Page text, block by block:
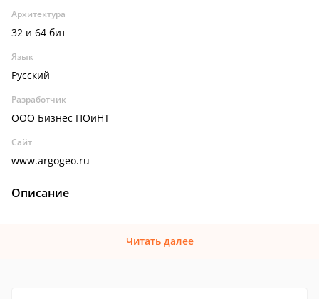
Архитектура
32 и 64 бит
Язык
Русский
Разработчик
ООО Бизнес ПОиНТ
Сайт
www.argogeo.ru
Описание
Читать далее